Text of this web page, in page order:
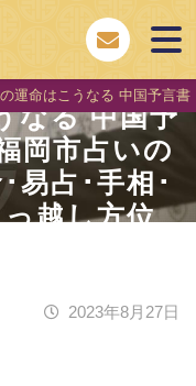
運命はこうなる 中国予言
なる 中国予
岡市占いの
易占･手相･
越し方位
2023年8月27日